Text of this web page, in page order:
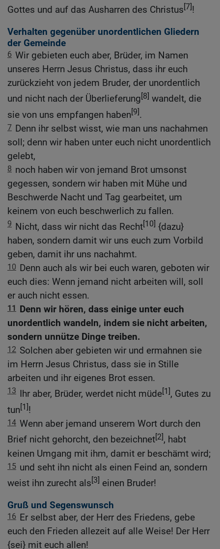
Gottes und auf das Ausharren des Christus[7]!
Verhalten gegenüber unordentlichen Gliedern
der Gemeinde
6 Wir gebieten euch aber, Brüder, im Namen
unseres Herrn Jesus Christus, dass ihr euch
zurückzieht von jedem Bruder, der unordentlich
und nicht nach der Überlieferung[8] wandelt, die
sie von uns empfangen haben[9].
7 Denn ihr selbst wisst, wie man uns nachahmen
soll; denn wir haben unter euch nicht unordentlich
gelebt,
8 noch haben wir von jemand Brot umsonst
gegessen, sondern wir haben mit Mühe und
Beschwerde Nacht und Tag gearbeitet, um
keinem von euch beschwerlich zu fallen.
9 Nicht, dass wir nicht das Recht[10] {dazu}
haben, sondern damit wir uns euch zum Vorbild
geben, damit ihr uns nachahmt.
10 Denn auch als wir bei euch waren, geboten wir
euch dies: Wenn jemand nicht arbeiten will, soll
er auch nicht essen.
11
Denn wir hören, dass einige unter euch
unordentlich wandeln, indem sie nicht arbeiten,
sondern unnütze Dinge treiben.
12 Solchen aber gebieten wir und ermahnen sie
im Herrn Jesus Christus, dass sie in Stille
arbeiten und ihr eigenes Brot essen.
13 Ihr aber, Brüder, werdet nicht müde[1], Gutes zu
tun[1]!
14 Wenn aber jemand unserem Wort durch den
Brief nicht gehorcht, den bezeichnet[2], habt
keinen Umgang mit ihm, damit er beschämt wird;
15 und seht ihn nicht als einen Feind an, sondern
weist ihn zurecht als[3] einen Bruder!
Gruß und Segenswunsch
16 Er selbst aber, der Herr des Friedens, gebe
euch den Frieden allezeit auf alle Weise! Der Herr
{sei} mit euch allen!